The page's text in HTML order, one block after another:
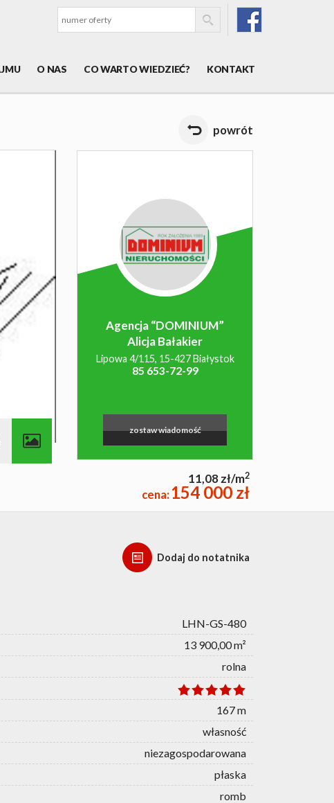
O NAS CO WARTO WIEDZIEĆ? KONTAKT
powrót
Agencja “DOMINIUM”
Alicja Bałakier
Lipowa 4/115, 15-427 Białystok
85 653-72-99
zostaw wiadomość
11,08 zł/m2
cena:154 000 zł
Dodaj do notatnika
LHN-GS-480
13 900,00 m²
rolna
167 m
własność
niezagospodarowana
płaska
romb